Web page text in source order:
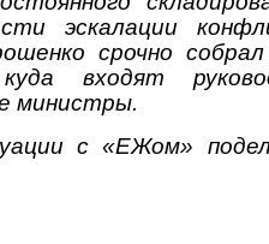
эскалации
срочно
входят
министры.
с «ЕЖом»